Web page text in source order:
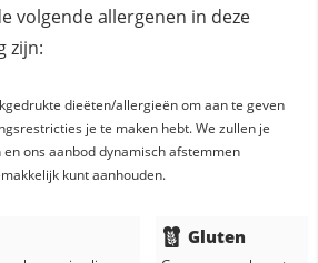
volgende allergenen in deze
zijn:
dieëten/allergieën om aan te geven
je te maken hebt. We zullen je
ons aanbod dynamisch afstemmen
kunt aanhouden.
Gluten